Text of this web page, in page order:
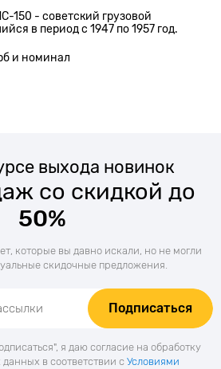
150 - советский грузовой
в период с 1947 по 1957 год.
и номинал
выхода новинок
со скидкой до
50%
которые вы давно искали, но не могли
скидочные предложения.
Подписаться
я даю согласие на обработку
в соответствии с Условиями